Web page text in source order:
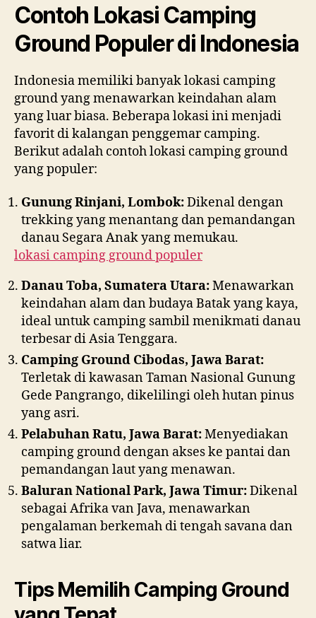
Contoh Lokasi Camping
Ground Populer di Indonesia
Indonesia memiliki banyak lokasi camping
ground yang menawarkan keindahan alam
yang luar biasa. Beberapa lokasi ini menjadi
favorit di kalangan penggemar camping.
Berikut adalah contoh lokasi camping ground
yang populer:
Gunung Rinjani, Lombok:Dikenal dengan
trekking yang menantang dan pemandangan
danau Segara Anak yang memukau.
lokasi camping ground populer
Danau Toba, Sumatera Utara:Menawarkan
keindahan alam dan budaya Batak yang kaya,
ideal untuk camping sambil menikmati danau
terbesar di Asia Tenggara.
Camping Ground Cibodas, Jawa Barat:
Terletak di kawasan Taman Nasional Gunung
Gede Pangrango, dikelilingi oleh hutan pinus
yang asri.
Pelabuhan Ratu, Jawa Barat:Menyediakan
camping ground dengan akses ke pantai dan
pemandangan laut yang menawan.
Baluran National Park, Jawa Timur:Dikenal
sebagai Afrika van Java, menawarkan
pengalaman berkemah di tengah savana dan
satwa liar.
Tips Memilih Camping Ground